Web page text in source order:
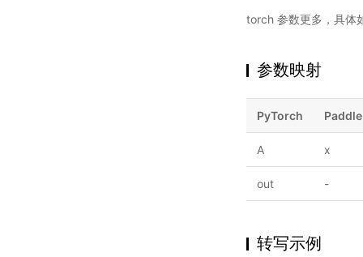
torch 参数更多，具体
参数映射
PyTorch
A x
out -
转写示例